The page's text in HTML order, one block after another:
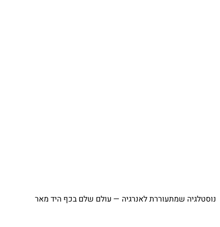
שמתעוררת לאנרגיה — עולם שלם בכף היד מאר